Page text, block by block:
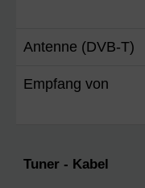
Antenne (DVB-T)
Empfang von
Tuner - Kabel